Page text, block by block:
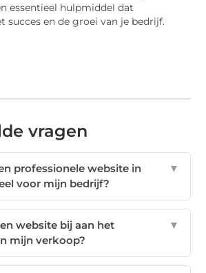
essentieel hulpmiddel dat
succes en de groei van je bedrijf.
vragen
professionele website in
voor mijn bedrijf?
▼
website bij aan het
mijn verkoop?
▼